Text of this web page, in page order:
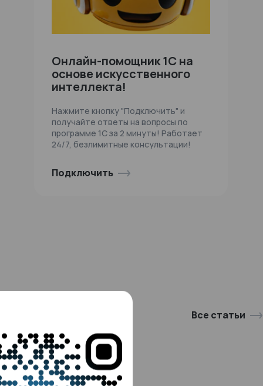
Онлайн-помощник 1С на
основе искусственного
интеллекта!
Нажмите кнопку "Подключить" и
получайте ответы на вопросы по
программе 1С за 2 минуты! Работает
24/7, безлимитные консультации!
Подключить
Все статьи